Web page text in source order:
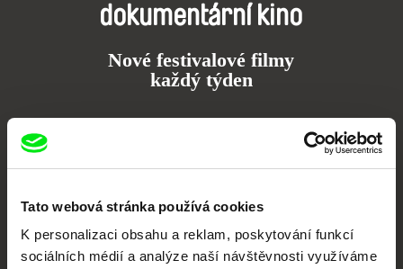
Tato webová stránka používá cookies
K personalizaci obsahu a reklam, poskytování funkcí
sociálních médií a analýze naší návštěvnosti využíváme
dokumentární kino
Nové festivalové filmy
každý týden
Portál DAFilms.cz je výsledkem tvůrčí spolupráce 7 klíčových evropských
festivalů dokumentárního filmu sdružených do Doc Alliance. Naším cílem je
Členové Doc Alliance